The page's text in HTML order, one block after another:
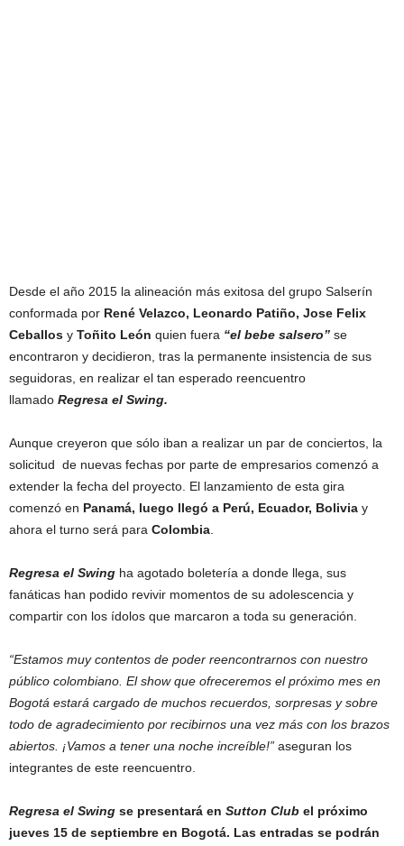
Desde el año 2015 la alineación más exitosa del grupo Salserín
conformada por René Velazco, Leonardo Patiño, Jose Felix
Ceballos y Toñito León quien fuera “el bebe salsero” se
encontraron y decidieron, tras la permanente insistencia de sus
seguidoras, en realizar el tan esperado reencuentro
llamado Regresa el Swing.
Aunque creyeron que sólo iban a realizar un par de conciertos, la
solicitud de nuevas fechas por parte de empresarios comenzó a
extender la fecha del proyecto. El lanzamiento de esta gira
comenzó en Panamá, luego llegó a Perú, Ecuador, Bolivia y
ahora el turno será para Colombia
Regresa el Swing ha agotado boletería a donde llega, sus
fanáticas han podido revivir momentos de su adolescencia y
compartir con los ídolos que marcaron a toda su generación.
“Estamos muy contentos de poder reencontrarnos con nuestro
público colombiano. El show que ofreceremos el próximo mes en
Bogotá estará cargado de muchos recuerdos, sorpresas y sobre
todo de agradecimiento por recibirnos una vez más con los brazos
abiertos. ¡Vamos a tener una noche increíble!” aseguran los
integrantes de este reencuentro.
Regresa el Swing se presentará en Sutton Club el próximo
jueves 15 de septiembre en Bogotá. Las entradas se podrán